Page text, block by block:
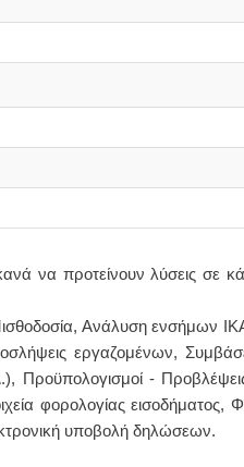
να προτείνουν λύσεις σε
Μισθοδοσία, Ανάλυση ενσήμων
εργαζομένων,
Προϋπολογισμοί -
φορολογίας
υποβολή δηλώσεων.